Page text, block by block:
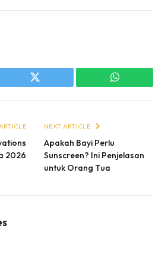
Twitter WhatsApp
2026
NEXT ARTICLE
Apakah Bayi Perlu
Sunscreen? Ini Penjelasan
untuk Orang Tua